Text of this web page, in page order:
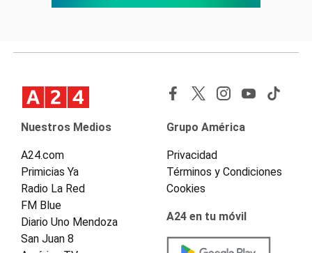
Nuestros Medios
A24.com
Primicias Ya
Radio La Red
FM Blue
Diario Uno Mendoza
San Juan 8
Grupo América
Privacidad
Términos y Condiciones
Cookies
A24 en tu móvil